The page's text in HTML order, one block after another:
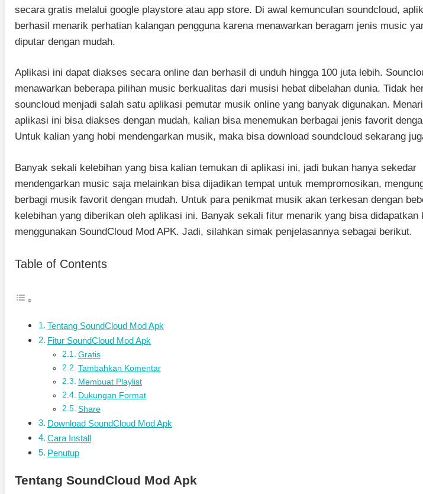
secara gratis melalui google playstore atau app store. Di awal kemunculan soundcloud,
berhasil menarik perhatian kalangan pengguna karena menawarkan beragam jenis music
diputar dengan mudah.
Aplikasi ini dapat diakses secara online dan berhasil di unduh hingga 100 juta lebih.
menawarkan beberapa pilihan music berkualitas dari musisi hebat dibelahan dunia. Tidak
souncloud menjadi salah satu aplikasi pemutar musik online yang banyak digunakan.
aplikasi ini bisa diakses dengan mudah, kalian bisa menemukan berbagai jenis favorit
Untuk kalian yang hobi mendengarkan musik, maka bisa download soundcloud sekarang
Banyak sekali kelebihan yang bisa kalian temukan di aplikasi ini, jadi bukan hanya sekedar
mendengarkan music saja melainkan bisa dijadikan tempat untuk mempromosikan,
berbagi musik favorit dengan mudah. Untuk para penikmat musik akan terkesan dengan
kelebihan yang diberikan oleh aplikasi ini. Banyak sekali fitur menarik yang bisa didapatkan
menggunakan SoundCloud Mod APK. Jadi, silahkan simak penjelasannya sebagai berikut.
Table of Contents
Tentang SoundCloud Mod Apk
Fitur SoundCloud Mod Apk
Gratis
Tambahkan Komentar
Membuat Playlist
Dukungan Format
Share
Download SoundCloud Mod Apk
Cara Install
Penutup
Tentang SoundCloud Mod Apk